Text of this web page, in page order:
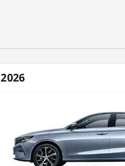
2026